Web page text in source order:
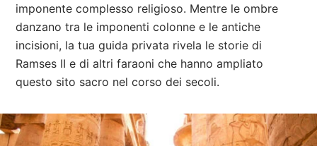
imponente complesso religioso. Mentre le ombre
danzano tra le imponenti colonne e le antiche
incisioni, la tua guida privata rivela le storie di
Ramses II e di altri faraoni che hanno ampliato
questo sito sacro nel corso dei secoli.